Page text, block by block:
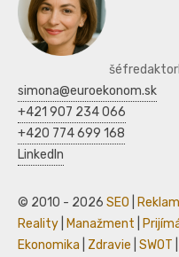
simona@euroekonom.sk
+421 907 234 066
+420 774 699 168
LinkedIn
© 2010 - 2026 SEO
Reality
Manažment
Ekonomika
Zdravie SWOT